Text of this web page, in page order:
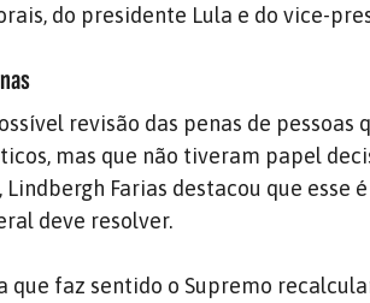
do presidente Lula e do vice-
revisão das penas de
mas que não tiveram papel
Farias destacou que esse
deve resolver.
que faz sentido o Supremo